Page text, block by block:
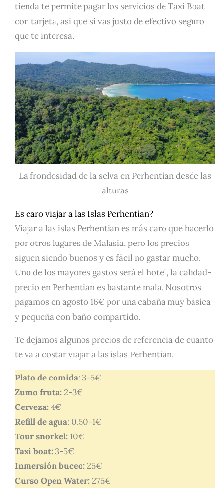
tienda te permite pagar los servicios de Taxi Boat
con tarjeta, así que si vas justo de efectivo seguro
que te interesa.
La frondosidad de la selva en Perhentian desde las
alturas
Es caro viajar a las Islas Perhentian?
Viajar a las islas Perhentian es más caro que hacerlo
por otros lugares de Malasia, pero los precios
siguen siendo buenos y es fácil no gastar mucho.
Uno de los mayores gastos será el hotel, la calidad-
precio en Perhentian es bastante mala. Nosotros
pagamos en agosto 16€ por una cabaña muy básica
y pequeña con baño compartido.
Te dejamos algunos precios de referencia de cuanto
te va a costar viajar a las islas Perhentian.
Plato de comida: 3-5€
Zumo fruta: 2-3€
Cerveza:4€
Refill de agua: 0.50-1€
Tour snorkel:10€
Taxi boat: 3-5€
Inmersión buceo: 25€
Curso Open Water: 275€